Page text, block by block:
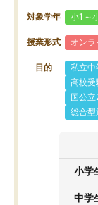
対象学年 小1～
授業形式 オン
目的 私立中
高校受
国公
総合型
小学
中学